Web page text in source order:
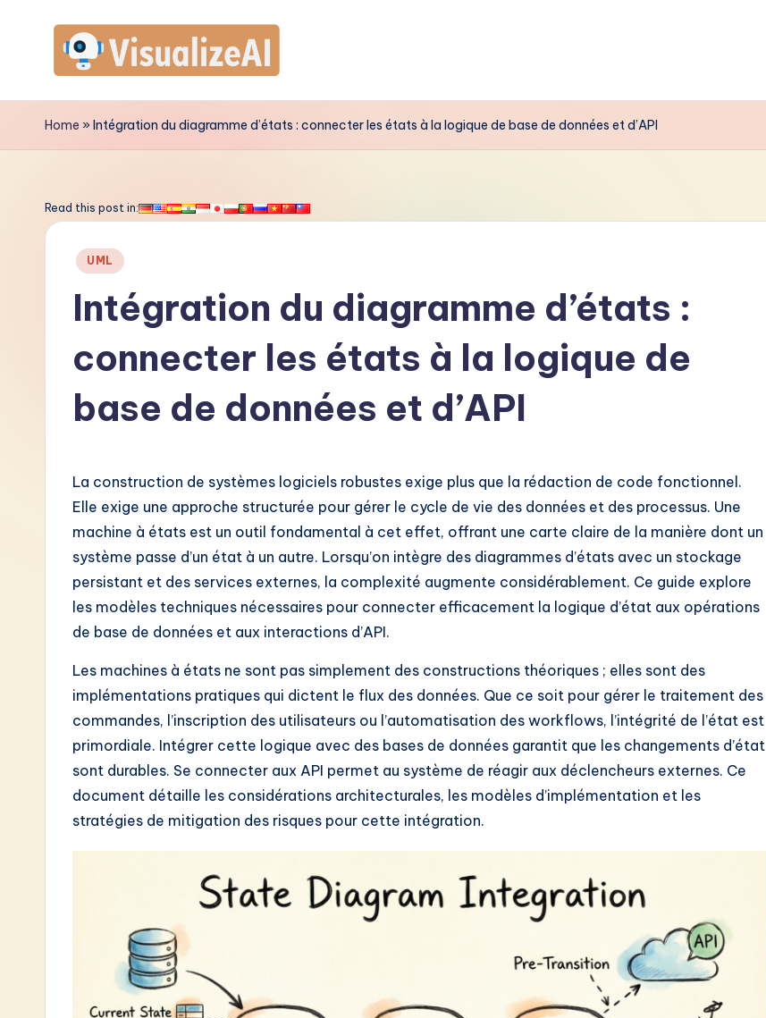
contentV
is
a
Home »Intégration du diagramme d’états : connecter les états à la logique de base de données et d’API
Read this post in:
Posted
UML
Intégration du diagramme d’états :
connecter les états à la logique de
base de données et d’API
La construction de systèmes logiciels robustes exige plus que la rédaction de code fonctionnel.
Elle exige une approche structurée pour gérer le cycle de vie des données et des processus. Une
machine à états est un outil fondamental à cet effet, offrant une carte claire de la manière dont un
système passe d’un état à un autre. Lorsqu’on intègre des diagrammes d’états avec un stockage
persistant et des services externes, la complexité augmente considérablement. Ce guide explore
les modèles techniques nécessaires pour connecter efficacement la logique d’état aux opérations
de base de données et aux interactions d’API.
Les machines à états ne sont pas simplement des constructions théoriques ; elles sont des
implémentations pratiques qui dictent le flux des données. Que ce soit pour gérer le traitement des
commandes, l’inscription des utilisateurs ou l’automatisation des workflows, l’intégrité de l’état est
primordiale. Intégrer cette logique avec des bases de données garantit que les changements d’état
sont durables. Se connecter aux API permet au système de réagir aux déclencheurs externes. Ce
document détaille les considérations architecturales, les modèles d’implémentation et les
stratégies de mitigation des risques pour cette intégration.